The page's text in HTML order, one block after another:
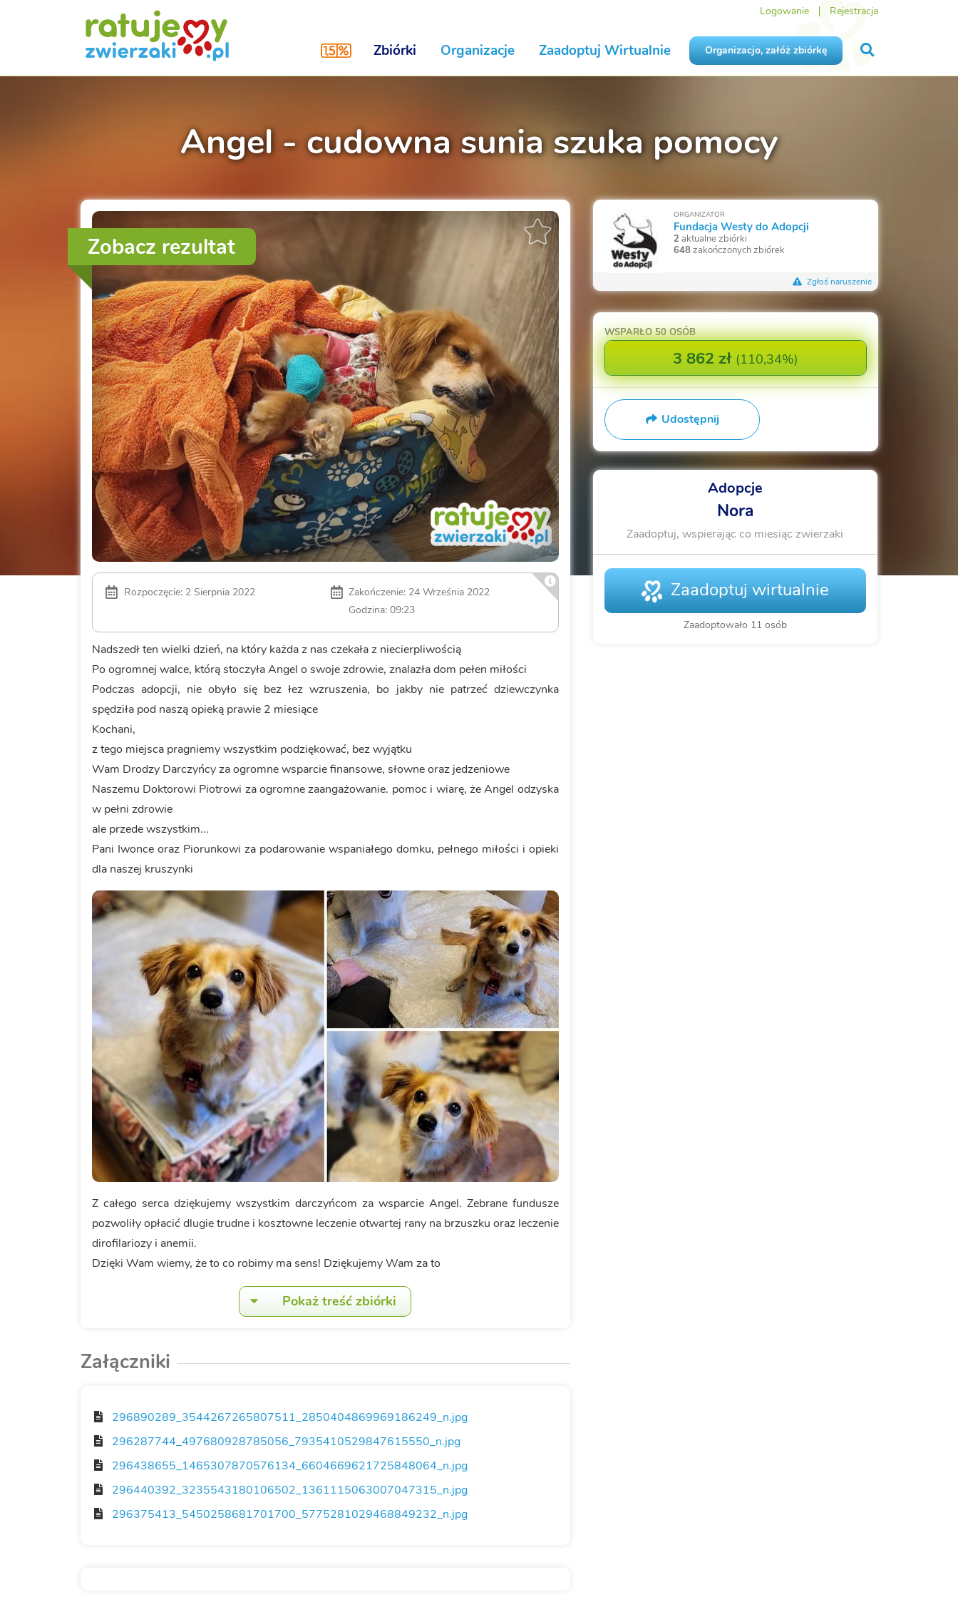
Logowanie Rejestracja
Zbiórki Organizacje Zaadoptuj Wirtualnie Organizacjo, załóż zbiórkę
Angel - cudowna sunia szuka pomocy
Zobacz rezultat
Rozpoczęcie: 2 Sierpnia 2022
Zakończenie: 24 Września 2022
Godzina: 09:23
Nadszedł ten wielki dzień, na który każda z nas czekała z niecierpliwością
Po ogromnej walce, którą stoczyła Angel o swoje zdrowie, znalazła dom pełen miłości
Podczas adopcji, nie obyło się bez łez wzruszenia, bo jakby nie patrzeć dziewczynka
spędziła pod naszą opieką prawie 2 miesiące
Kochani,
z tego miejsca pragniemy wszystkim podziękować, bez wyjątku
Wam Drodzy Darczyńcy za ogromne wsparcie finansowe, słowne oraz jedzeniowe
Naszemu Doktorowi Piotrowi za ogromne zaangażowanie. pomoc i wiarę, że Angel odzyska
w pełni zdrowie
ale przede wszystkim...
Pani Iwonce oraz Piorunkowi za podarowanie wspaniałego domku, pełnego miłości i opieki
dla naszej kruszynki
Z całego serca dziękujemy wszystkim darczyńcom za wsparcie Angel. Zebrane fundusze
pozwoliły opłacić dlugie trudne i kosztowne leczenie otwartej rany na brzuszku oraz leczenie
dirofilariozy i anemii.
Dzięki Wam wiemy, że to co robimy ma sens! Dziękujemy Wam za to
Pokaż treść zbiórki
Załączniki
296890289_3544267265807511_2850404869969186249_n.jpg
296287744_497680928785056_7935410529847615550_n.jpg
296438655_1465307870576134_6604669621725848064_n.jpg
296440392_3235543180106502_1361115063007047315_n.jpg
296375413_5450258681701700_5775281029468849232_n.jpg
ORGANIZATOR
Fundacja Westy do Adopcji
2 aktualne zbiórki
648zakończonych zbiórek
Zgłoś naruszenie
WSPARŁO50 OSÓB
3 862 zł (110,34%)
Udostępnij
Adopcje
Nora
Zaadoptuj, wspierając co miesiąc zwierzaki
Zaadoptuj wirtualnie
Zaadoptowało 11 osób